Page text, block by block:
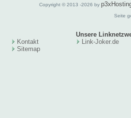
Copyright © 2013 -2026 by
Seite
Unsere
Kontakt
Sitemap
Link-Joker.de